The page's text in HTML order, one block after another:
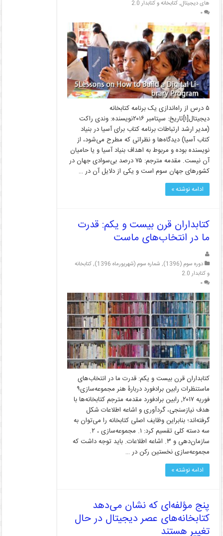
های دیجیتال,کتابخانه و کتابدار 2.0
۰
۵ درس از راه‌اندازی یک برنامه کتابخانه
دیجیتال[۱]تاریخ: سپتامبر ۲۰۱۶نویسنده: وندی راکت
(مدیر ارشد ارتباطات برنامه کتاب برای آسیا در بنیاد
کتاب آسیا) دیدگاه‌ها و نظراتی که مطرح می‌شود، از
نویسنده بوده و مربوط به اهداف بنیاد آسیا و یا حامیان
آن نیست. مقدمه مترجم: ۷۵ درصد بی‌سوادی جهان در
کشورهای جهان سوم است و یکی از دلایل آن در …
ادامه نوشته »
کتابداران قرن بیست و یکم: قدرت
ما در انتخاب‌های ماست
دوره سوم (1396) , شماره سوم (شهریورماه 1396) ,کتابخانه
و کتابدار 2.0
۰
کتابداران قرن بیست و یکم: قدرت ما در انتخاب‌های
ماستنظرات رابین برادفورد دربارۀ هنر مجموعه‌سازی۹
فوریه ۲۰۱۷, رابین برادفورد مقدمه مترجم کتابخانه‌ها با
هدف نیازسنجی، گردآوری و اشاعه اطلاعات شکل
گرفته‌اند؛ بنابراین وظایف اصلی کتابخانه را می‌توان به
سه دسته کلی تقسیم کرد: ۱. مجموعه‌سازی ، ۲.
سازمان‌دهی و ۳. اشاعه اطلاعات. باید توجه داشت که
مجموعه‌سازی نخستین رکن در …
ادامه نوشته »
پنج مؤلفه‌ای که نشان می‌دهد
کتابخانه‌های عصر دیجیتال در حال
تغییر هستند